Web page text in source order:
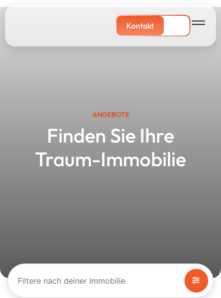
Kontakt
ANGEBOTE
Finden Sie Ihre
Traum-Immobilie
Filtere nach deiner Immobilie